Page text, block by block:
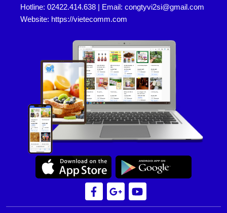
Hotline: 02422.414.638 | Email: congtyvi2si@gmail.com
Website: https://vietecomm.com